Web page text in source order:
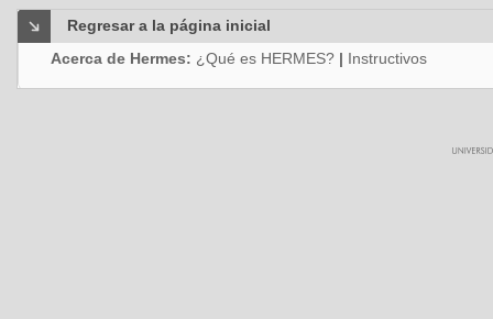
Regresar a la página inicial
Acerca de Hermes: ¿Qué es HERMES? | Instructivos